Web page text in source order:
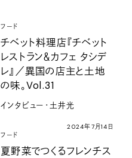
フード
チベット料理店『チベット
レストラン＆カフェ タシデ
レ』／異国の店主と土地
の味。Vol.31
インタビュー・土井光
2024年7月14日
フード
夏野菜でつくるフレンチス